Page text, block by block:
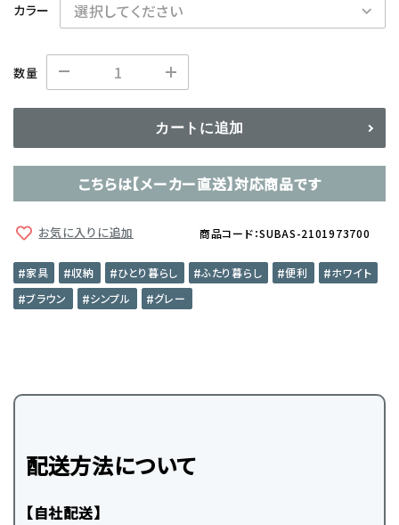
カラー
数量
カートに追加
こちらは【メーカー直送】対応商品です
お気に入りに追加 商品コード：SUBAS-2101973700
家具 収納 ひとり暮らし ふたり暮らし 便利
ホワイト
ブラウン
シンプル グレー
配送方法について
【自社配送】